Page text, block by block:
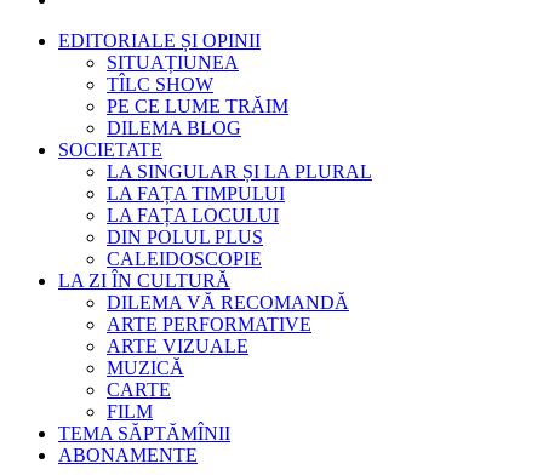
EDITORIALE ȘI OPINII
SITUAȚIUNEA
TÎLC SHOW
PE CE LUME TRĂIM
DILEMA BLOG
SOCIETATE
LA SINGULAR ȘI LA PLURAL
LA FAȚA TIMPULUI
LA FAȚA LOCULUI
DIN POLUL PLUS
CALEIDOSCOPIE
LA ZI ÎN CULTURĂ
DILEMA VĂ RECOMANDĂ
ARTE PERFORMATIVE
ARTE VIZUALE
MUZICĂ
CARTE
FILM
TEMA SĂPTĂMÎNII
ABONAMENTE